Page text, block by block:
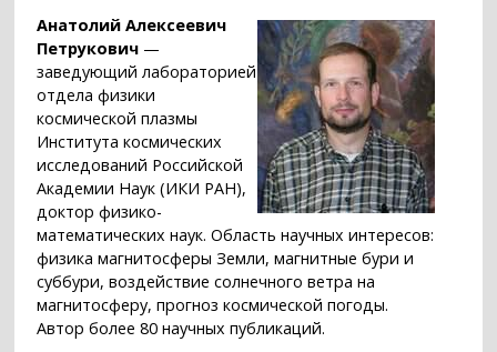
Анатолий Алексеевич
Петрукович —
заведующий лабораторией
отдела физики
космической плазмы
Института космических
исследований Российской
Академии Наук (ИКИ РАН),
доктор физико-
математических наук. Область научных интересов:
физика магнитосферы Земли, магнитные бури и
суббури, воздействие солнечного ветра на
магнитосферу, прогноз космической погоды.
Автор более 80 научных публикаций.